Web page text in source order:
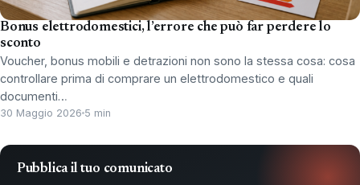
Bonus elettrodomestici, l’errore che può far perdere lo
sconto
Voucher, bonus mobili e detrazioni non sono la stessa cosa: cosa
controllare prima di comprare un elettrodomestico e quali
documenti…
30 Maggio 2026 5 min
Pubblica il tuo comunicato